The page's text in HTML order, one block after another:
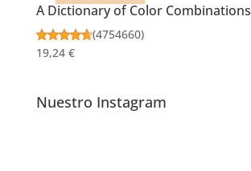
A Dictionary of Color Combinations
(4754660)
19,24 €
Nuestro Instagram